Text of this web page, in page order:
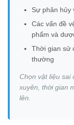
Sự phân hủy
Các vấn đề
phẩm và
Thời gian sử
thường
Chọn vật liệu sai
xuyên, thời gian
lên.